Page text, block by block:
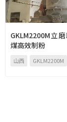
GKLM2200M立
煤高效制粉
山西 GKLM2200M